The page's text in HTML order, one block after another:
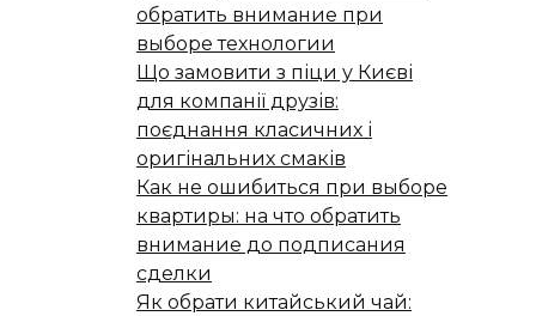
обратить внимание при
выборе технологии
Що замовити з піци у Києві
для компанії друзів:
поєднання класичних і
оригінальних смаків
Как не ошибиться при выборе
квартиры: на что обратить
внимание до подписания
сделки
Як обрати китайський чай: